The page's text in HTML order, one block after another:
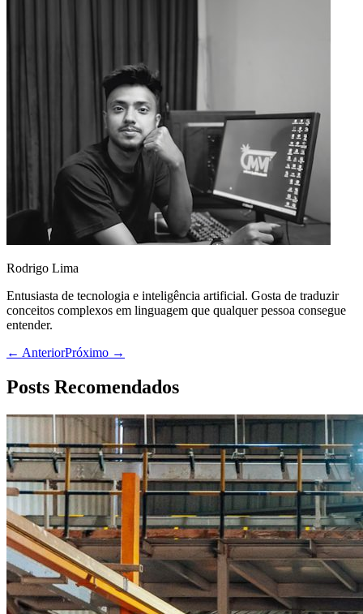
Rodrigo Lima
Entusiasta de tecnologia e inteligência artificial. Gosta de traduzir
conceitos complexos em linguagem que qualquer pessoa consegue
entender.
← AnteriorPróximo →
Posts Recomendados